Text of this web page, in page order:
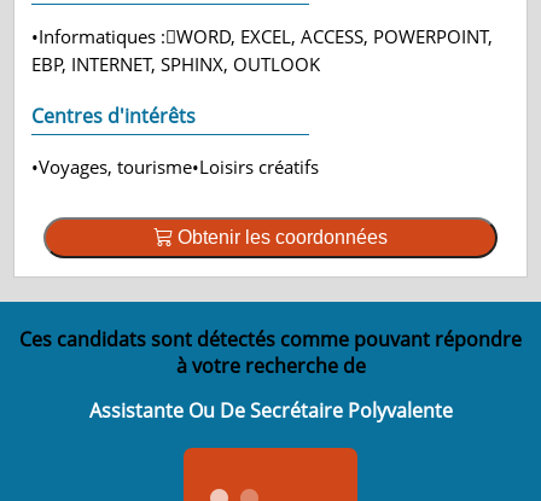
•Informatiques :WORD, EXCEL, ACCESS, POWERPOINT,
EBP, INTERNET, SPHINX, OUTLOOK
Centres d'intérêts
•Voyages, tourisme•Loisirs créatifs
Obtenir les coordonnées
Ces candidats sont détectés comme pouvant répondre
à votre recherche de
Assistante Ou De Secrétaire Polyvalente